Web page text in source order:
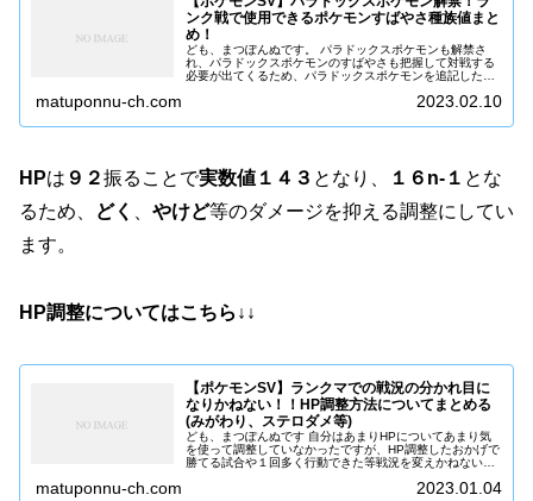
ンク戦で使用できるポケモンすばやさ種族値まと
め！
ども、まつぽんぬです。 パラドックスポケモンも解禁さ
れ、パラドックスポケモンのすばやさも把握して対戦する
必要が出てくるため、パラドックスポケモンを追記したす
matuponnu-ch.com 2023.02.10
HPは ９２振ることで実数値１４３ となり、 １６n-１ とな
るため、
どく やけど等のダメージを抑える調整にしてい
ます。
HP調整についてはこちら↓↓
【ポケモンSV】ランクマでの戦況の分かれ目に
なりかねない！！HP調整方法についてまとめる
(みがわり、ステロダメ等)
ども、まつぽんぬです 自分はあまりHPについてあまり気
を使って調整していなかったですが、HP調整したおかげで
勝てる試合や１回多く行動できた等戦況を変えかねない要
matuponnu-ch.com 2023.01.04